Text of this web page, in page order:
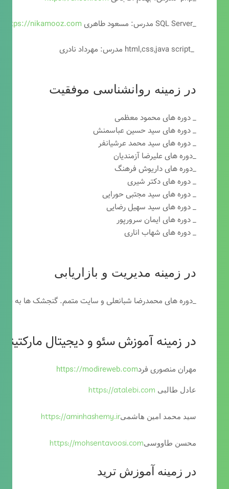
_SQL Server مدرس: مسعود طاهری
https://nikamooz.com
_html,css,java script مدرس: مهرداد نادری
در زمینه روانشناسی موفقیت
_ دوره های محمود معظمی
_ دوره های سید حسین عباسمنش
_ دوره های سید محمد عرشیانفر
_دوره های علیرضا آزمندیان
_دوره های داریوش فرهنگ
_ دوره های دکتر شیری
_ دوره های سید مجتبی حورایی
_ دوره های سید سهیل رضایی
_ دوره های ایمان سرورپور
_ دوره های شهاب اناری
در زمینه مدیریت و بازاریابی
_دوره های محمدرضا شبانعلی و سایت متمم. گنجشک ها به
در زمینه آموزش سئو و دیجیتال
مهران منصوری فردhttps://modireweb.com
عادل طالبی https://atalebi.com
سید محمد امین هاشمیhttps://aminhashemy.ir
محسن طاووسیhttps://mohsentavoosi.com
در زمینه آموزش ترید